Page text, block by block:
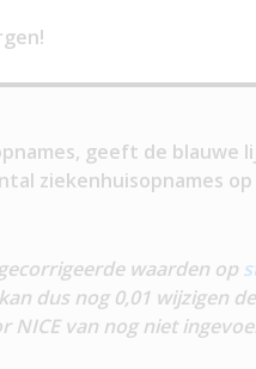
geeft de blauwe
ziekenhuisopnames op
waarden op
dus nog 0,01 wijzigen
NICE van nog niet